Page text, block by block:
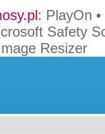
: PlayOn •
Safety
Resizer